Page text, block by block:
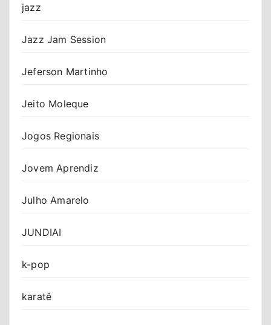
jazz
Jazz Jam Session
Jeferson Martinho
Jeito Moleque
Jogos Regionais
Jovem Aprendiz
Julho Amarelo
JUNDIAI
k-pop
karatê